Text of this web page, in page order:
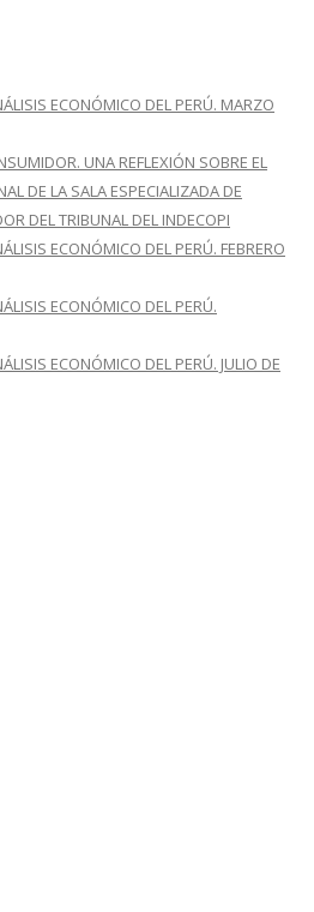
ECONÓMICO DEL PERÚ. MARZO
UNA REFLEXIÓN SOBRE EL
DE LA SALA ESPECIALIZADA DE
DEL TRIBUNAL DEL INDECOPI
ECONÓMICO DEL PERÚ. FEBRERO
ECONÓMICO DEL PERÚ.
ECONÓMICO DEL PERÚ. JULIO DE